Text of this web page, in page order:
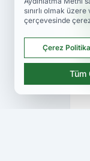
sınırlı olmak
çerçevesinde
Çerez
Tüm